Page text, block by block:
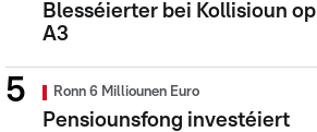
Blesséierter bei Kollisioun op
A3
Ronn 6 Milliounen Euro
Pensiounsfong investéiert